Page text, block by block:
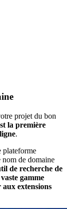
projet du bon
la première
.
plateforme
de domaine
de recherche de
gamme
aux extensions